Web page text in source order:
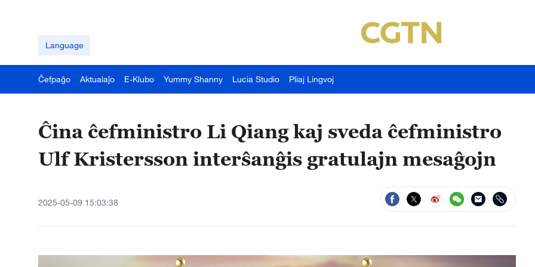
Language
Ĉefpaĝo Aktualaĵo E-Klubo Yummy Shanny Lucia Studio Pliaj Lingvoj
Ĉina ĉefministro Li Qiang kaj sveda ĉefministro
Ulf Kristersson interŝanĝis gratulajn mesaĝojn
2025-05-09 15:03:38